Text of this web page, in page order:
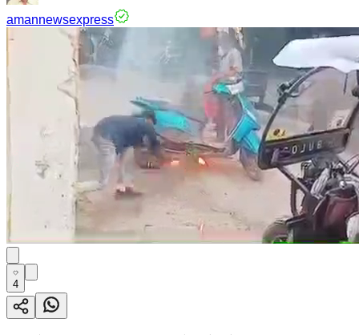
amannewsexpress
4